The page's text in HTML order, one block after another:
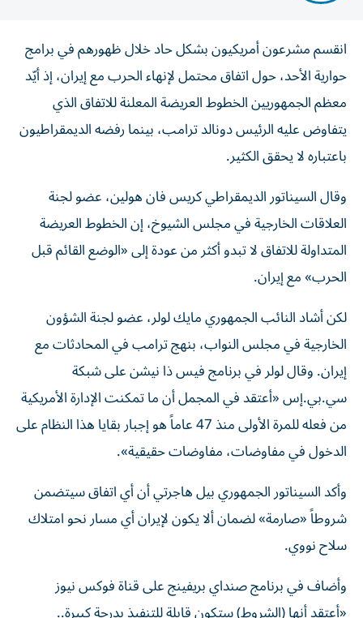
انقسم مشرعون أمريكيون بشكل حاد خلال ظهورهم في برامج
حوارية الأحد، حول اتفاق محتمل لإنهاء الحرب مع إيران، إذ أيّد
معظم الجمهوريين ‌الخطوط العريضة المعلنة للاتفاق الذي
يتفاوض عليه الرئيس دونالد ترامب، بينما رفضه الديمقراطيون
​باعتباره لا يحقق ⁠الكثير.
وقال السيناتور الديمقراطي كريس فان هولين، عضو لجنة
‌العلاقات الخارجية في مجلس الشيوخ، ‌إن الخطوط العريضة
المتداولة للاتفاق لا تبدو أكثر من عودة إلى «الوضع القائم قبل
الحرب» مع إيران.
لكن أشاد النائب الجمهوري مايك لولر، عضو لجنة الشؤون
الخارجية في مجلس النواب، بنهج ترامب في المحادثات مع
إيران. وقال لولر في برنامج فيس ذا نيشن على شبكة
سي.بي.إس «أعتقد في المجمل أن ما تمكنت الإدارة الأمريكية
من فعله للمرة الأولى منذ 47 عاماً هو إجبار بقايا هذا النظام على
​الدخول في مفاوضات، مفاوضات حقيقية».
وأكد السيناتور الجمهوري بيل هاجرتي أن أي اتفاق سيتضمن
شروطاً «صارمة» لضمان ألا يكون ​لإيران أي ‌مسار نحو امتلاك
سلاح نووي.
وأضاف في برنامج صنداي بريفينج على ‌قناة فوكس نيوز